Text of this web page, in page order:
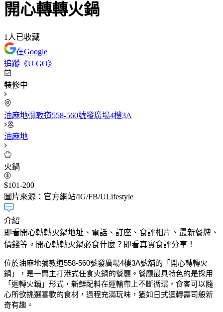
開心轉轉火鍋
1 人已收藏
在Google
追蹤《U GO》
裝修中
油麻地彌敦道558-560號發廣場4樓3A
油麻地
火鍋
$101-200
圖片來源：官方網站/IG/FB/ULifestyle
介紹
即看開心轉轉火鍋地址、電話、訂座、食評相片、最新餐牌、
價錢等。開心轉轉火鍋必食什麼？即看真實食評分享！
位於油麻地彌敦道558-560號發廣場4樓3A號舖的「開心轉轉火
鍋」，是一間主打港式任食火鍋的餐廳。餐廳最具特色的是採用
「迴轉火鍋」形式，新鮮配料在運輸帶上不斷循環，食客可以隨
心所欲挑選喜歡的食材，過程充滿玩味，猶如日式迴轉壽司般新
奇有趣。